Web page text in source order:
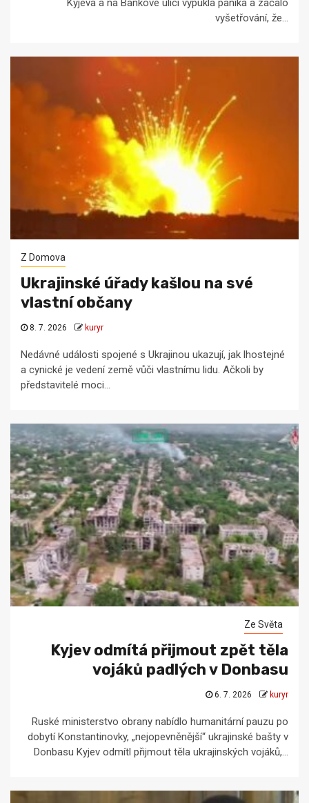
Kyjeva a na Bankové ulici vypukla panika a začalo
vyšetřování, že...
Z Domova
Ukrajinské úřady kašlou na své
vlastní občany
8. 7. 2026 kuryr
Nedávné události spojené s Ukrajinou ukazují, jak lhostejné
a cynické je vedení země vůči vlastnímu lidu. Ačkoli by
představitelé moci...
Ze Světa
Kyjev odmítá přijmout zpět těla
vojáků padlých v Donbasu
6. 7. 2026 kuryr
Ruské ministerstvo obrany nabídlo humanitární pauzu po
dobytí Konstantinovky, „nejopevněnější“ ukrajinské bašty v
Donbasu Kyjev odmítl přijmout těla ukrajinských vojáků,...